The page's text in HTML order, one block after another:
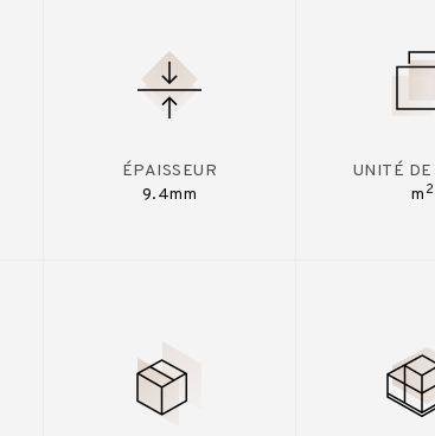
ÉPAISSEUR
9.4mm
UNITÉ DE
m 2